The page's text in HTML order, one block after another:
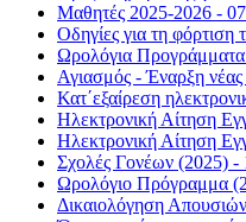
Μαθητές 2025-2026 -
Οδηγίες για τη
Ωρολόγια
Αγιασμός - Έναρξη
Κατ΄εξαίρεση
Ηλεκτρονική Αίτηση
Ηλεκτρονική Αίτηση
Σχολές Γονέων (2025) -
Ωρολόγιο Πρόγραμμα
Δικαιολόγηση